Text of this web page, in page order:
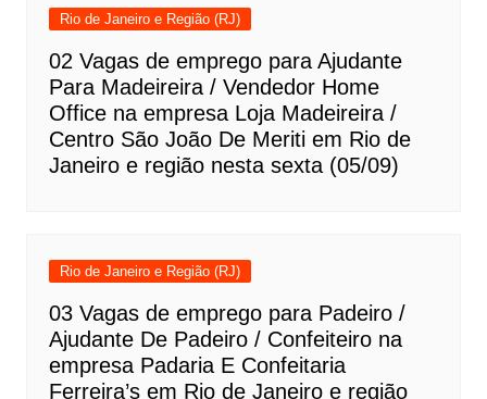
Rio de Janeiro e Região (RJ)
02 Vagas de emprego para Ajudante
Para Madeireira / Vendedor Home
Office na empresa Loja Madeireira /
Centro São João De Meriti em Rio de
Janeiro e região nesta sexta (05/09)
Rio de Janeiro e Região (RJ)
03 Vagas de emprego para Padeiro /
Ajudante De Padeiro / Confeiteiro na
empresa Padaria E Confeitaria
Ferreira’s em Rio de Janeiro e região